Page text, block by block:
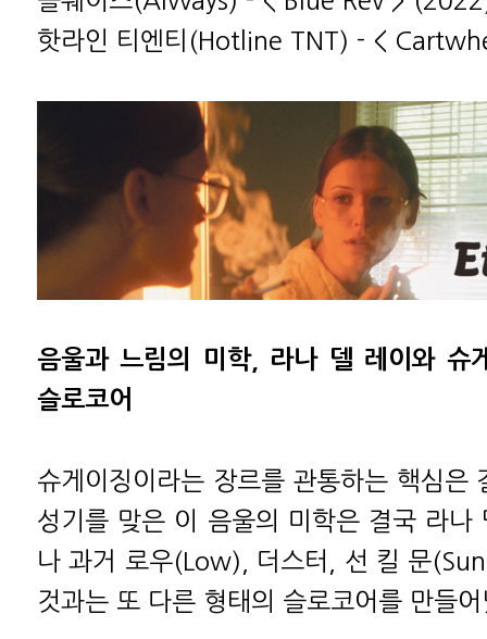
핫라인 티엔티(Hotline TNT) - <
음울과 느림의 미학, 라나 델 레이와 슈
슬로코어
슈게이징이라는 장르를 관통하는 핵심은
성기를 맞은 이 음울의 미학은 결국 라나
나 과거 로우(Low), 더스터, 선 킬 문
것과는 또 다른 형태의 슬로코어를 만들